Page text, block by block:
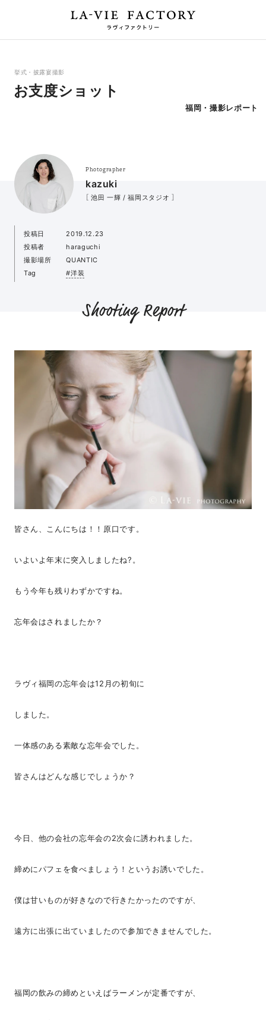
挙式・披露宴撮影
お支度ショット
福岡・撮影レポート
Photographer
kazuki
［ 池田 一輝 / 福岡スタジオ ］
投稿日
2019.12.23
投稿者
haraguchi
撮影場所
QUANTIC
Tag
#洋装
Shooting Report
皆さん、こんにちは！！原口です。
いよいよ年末に突入しましたね?。
もう今年も残りわずかですね。
忘年会はされましたか？
ラヴィ福岡の忘年会は12月の初旬に
しました。
一体感のある素敵な忘年会でした。
皆さんはどんな感じでしょうか？
今日、他の会社の忘年会の2次会に誘われました。
締めにパフェを食べましょう！というお誘いでした。
僕は甘いものが好きなので行きたかったのですが、
遠方に出張に出ていましたので参加できませんでした。
福岡の飲みの締めといえばラーメンが定番ですが、